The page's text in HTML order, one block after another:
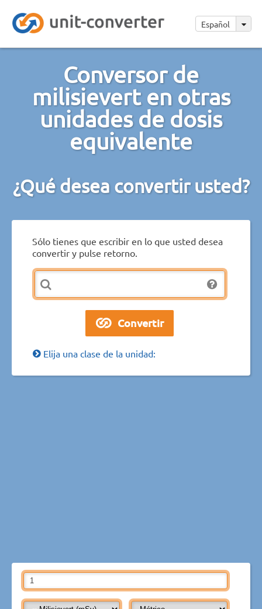
Español
Conversor de
milisievert en otras
unidades de dosis
equivalente
¿Qué desea convertir usted?
Sólo tienes que escribir en lo que usted desea
convertir y pulse retorno.
Elija una clase de la unidad: